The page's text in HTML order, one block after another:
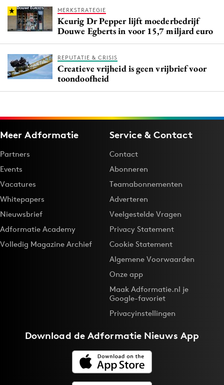
MERKSTRATEGIE
Keurig Dr Pepper lijft moederbedrijf
Douwe Egberts in voor 15,7 miljard euro
REPUTATIE & CRISIS
Creatieve vrijheid is geen vrijbrief voor
toondoofheid
Meer Adformatie
Partners
Events
Vacatures
Whitepapers
Nieuwsbrief
Adformatie Academy
Volledig Magazine Archief
Service & Contact
Contact
Abonneren
Teamabonnementen
Adverteren
Veelgestelde Vragen
Privacy Statement
Cookie Statement
Algemene Voorwaarden
Onze app
Maak Adformatie.nl je
Google-favoriet
Privacyinstellingen
Download deAdformatie Nieuws App